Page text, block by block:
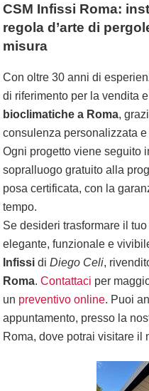
CSM Infissi Roma:
regola d’arte di
misura
Con oltre 30 anni di
di riferimento per la vendita
bioclimatiche a Roma,
consulenza personalizzata e
Ogni progetto viene seguito
sopralluogo gratuito alla
posa certificata, con la
tempo.
Se desideri trasformare il
elegante, funzionale e
Infissi diDiego Celi,
Roma.Contattaci per
un preventivo online. Puoi
appuntamento, presso la
Roma, dove potrai visitare il